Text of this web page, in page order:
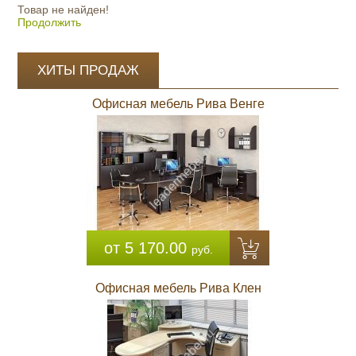
Товар не найден!
Продолжить
ХИТЫ ПРОДАЖ
Офисная мебель Рива Венге
от 5 170.00 руб.
Офисная мебель Рива Клен